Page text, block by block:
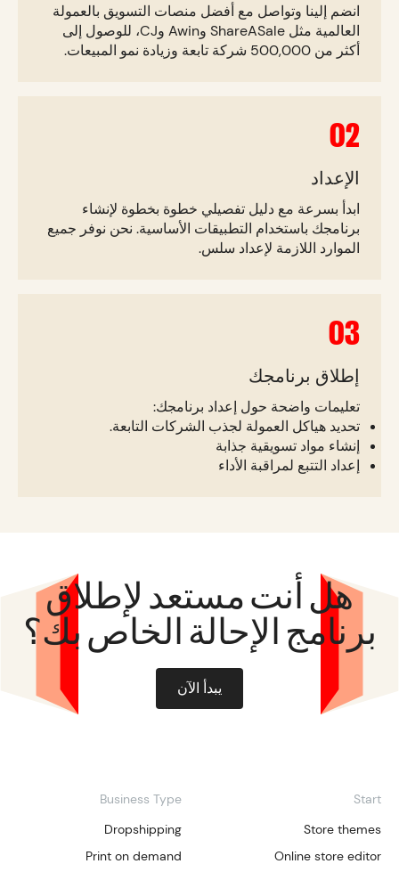
انضم إلينا وتواصل مع أفضل منصات التسويق بالعمولة
العالمية مثل ShareASale وAwin وCJ، للوصول إلى
أكثر من 500,000 شركة تابعة وزيادة نمو المبيعات.
02
الإعداد
ابدأ بسرعة مع دليل تفصيلي خطوة بخطوة لإنشاء
برنامجك باستخدام التطبيقات الأساسية. نحن نوفر جميع
الموارد اللازمة لإعداد سلس.
03
إطلاق برنامجك
تعليمات واضحة حول إعداد برنامجك:
تحديد هياكل العمولة لجذب الشركات التابعة.
إنشاء مواد تسويقية جذابة
إعداد التتبع لمراقبة الأداء
هل أنت مستعد لإطلاق
برنامج الإحالة الخاص بك؟
يبدأ الآن
Start
Store themes
Online store editor
Business Type
Dropshipping
Print on demand